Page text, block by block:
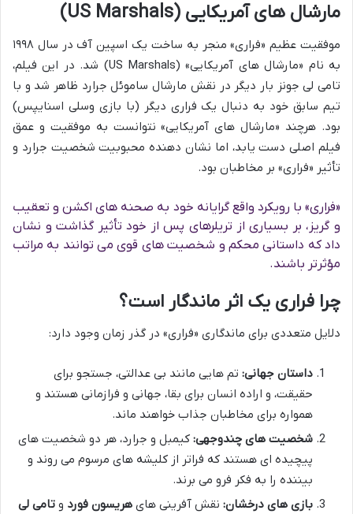
مارشال های آمریکایی (US Marshals)
موفقیت عظیم «فراری» منجر به ساخت یک اسپین آف در سال ۱۹۹۸
به نام «مارشال های آمریکایی» (US Marshals) شد. در این فیلم،
تامی لی جونز بار دیگر در نقش مارشال ساموئل جرارد ظاهر شد و با
تیم سابق خود به دنبال یک فراری دیگر (با بازی وسلی اسنایپس)
بود. هرچند «مارشال های آمریکایی» نتوانست به موفقیت و عمق
فیلم اصلی دست یابد، اما نشان دهنده محبوبیت شخصیت جرارد و
تأثیر «فراری» بر مخاطبان بود.
«فراری» با رویکرد واقع گرایانه خود به صحنه های اکشن و تعقیب
و گریز، بر بسیاری از تریلرهای پس از خود تأثیر گذاشت و نشان
داد که داستانی محکم و شخصیت های قوی می توانند به مراتب
مؤثرتر باشند.
چرا فراری یک اثر ماندگار است؟
دلایل متعددی برای ماندگاری «فراری» در گذر زمان وجود دارد:
داستان جهانی: تم هایی مانند بی عدالتی، جستجو برای
حقیقت، و اراده انسان برای بقا، جهانی و فرازمانی هستند و
همواره برای مخاطبان جذاب خواهند ماند.
شخصیت های چندوجهی: کیمبل و جرارد، هر دو شخصیت های
پیچیده ای هستند که فراتر از کلیشه های مرسوم می روند و
بیننده را به فکر فرو می برند.
بازی های درخشان: نقش آفرینی های هریسون فورد و تامی لی